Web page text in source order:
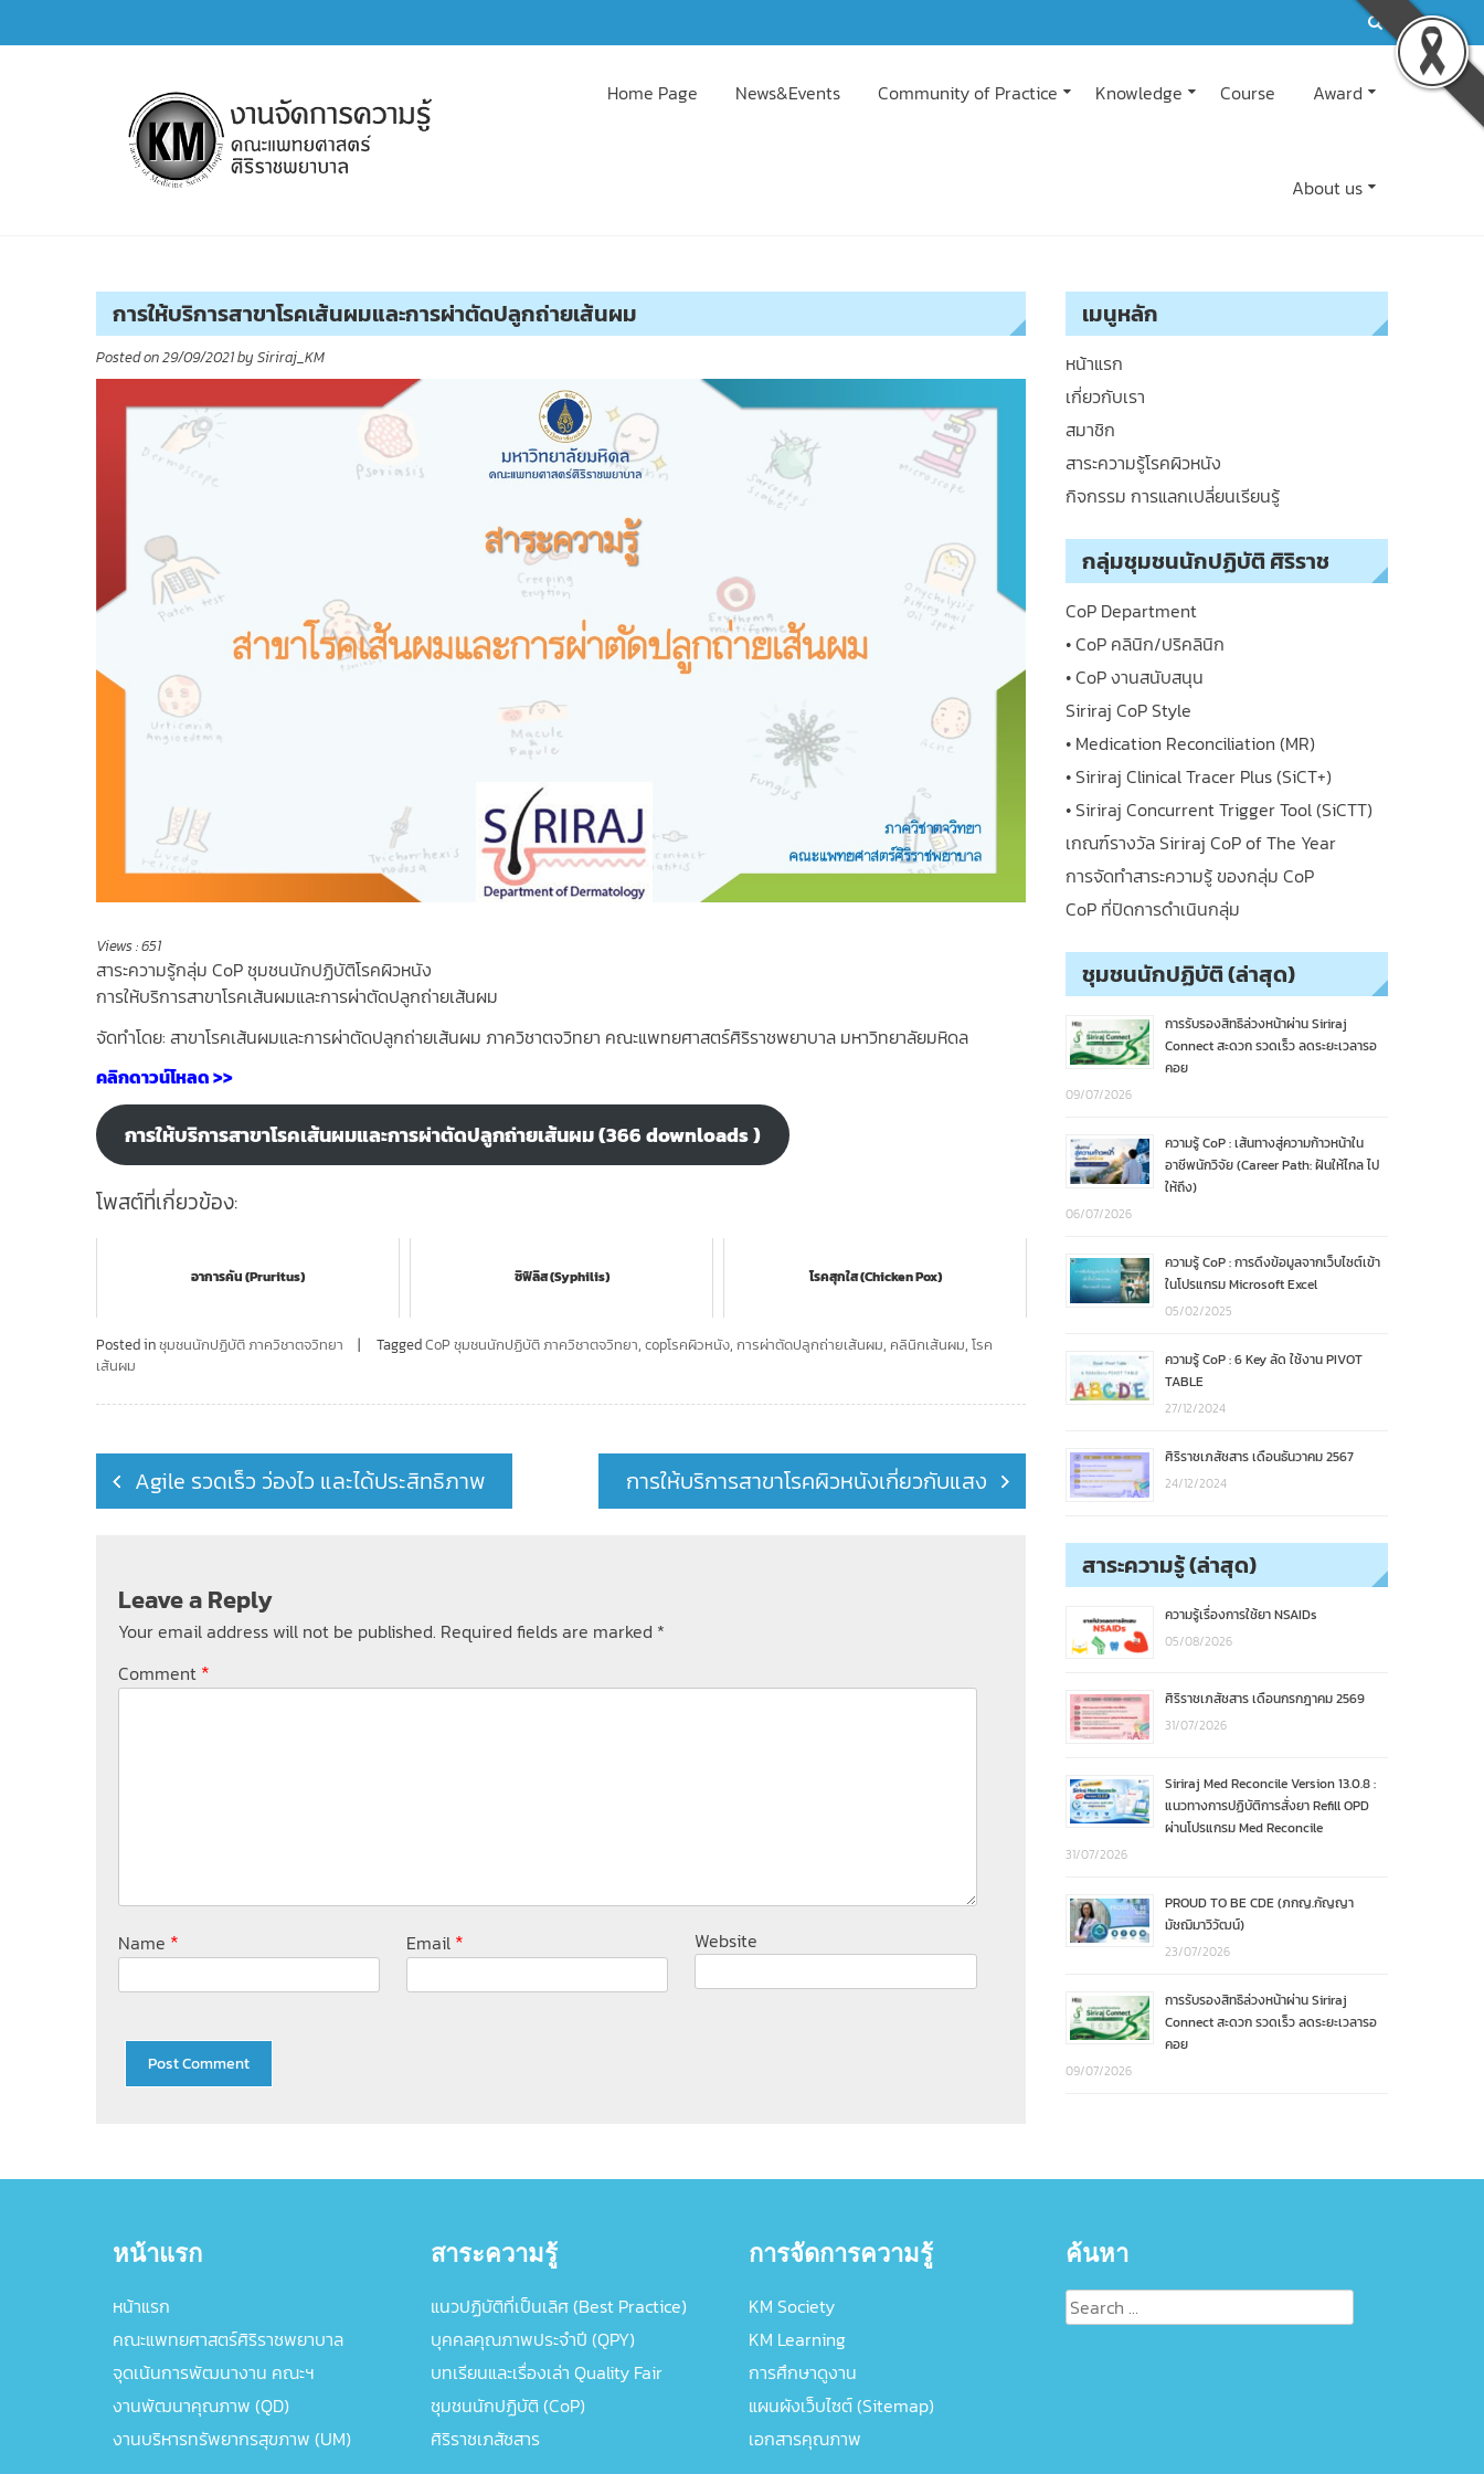
to
Home Page News&Events Community of Practice Knowledge Course Award
About us
การให้บริการสาขาโรคเส้นผมและการผ่าตัดปลูกถ่ายเส้นผม
Posted on29/09/2021by Siriraj_KM
Views :651
สาระความรู้กลุ่ม CoP ชุมชนนักปฏิบัติโรคผิวหนัง
การให้บริการสาขาโรคเส้นผมและการผ่าตัดปลูกถ่ายเส้นผม
จัดทำโดย: สาขาโรคเส้นผมและการผ่าตัดปลูกถ่ายเส้นผม ภาควิชาตจวิทยา คณะแพทยศาสตร์ศิริราชพยาบาล มหาวิทยาลัยมหิดล
คลิกดาวน์โหลด >>
การให้บริการสาขาโรคเส้นผมและการผ่าตัดปลูกถ่ายเส้นผม (366 downloads )
โพสต์ที่เกี่ยวข้อง:
อาการคัน (Pruritus) ซิฟิลิส (Syphilis) โรคสุกใส (Chicken Pox)
Posted inชุมชนนักปฏิบัติ ภาควิชาตจวิทยา TaggedCoP ชุมชนนักปฏิบัติ ภาควิชาตจวิทยา, copโรคผิวหนัง, การผ่าตัดปลูกถ่ายเส้นผม, คลินิกเส้นผม, โรค
เส้นผม
Post
navigation
Agile รวดเร็ว ว่องไว และได้ประสิทธิภาพ การให้บริการสาขาโรคผิวหนังเกี่ยวกับแสง
Leave a Reply
Your email address will not be published. Required fields are marked *
Comment *
Name * Email * Website
เมนูหลัก
หน้าแรก
เกี่ยวกับเรา
สมาชิก
สาระความรู้โรคผิวหนัง
กิจกรรม การแลกเปลี่ยนเรียนรู้
กลุ่มชุมชนนักปฏิบัติ ศิริราช
CoP Department
• CoP คลินิก/ปริคลินิก
• CoP งานสนับสนุน
Siriraj CoP Style
• Medication Reconciliation (MR)
• Siriraj Clinical Tracer Plus (SiCT+)
• Siriraj Concurrent Trigger Tool (SiCTT)
เกณฑ์รางวัล Siriraj CoP of The Year
การจัดทำสาระความรู้ ของกลุ่ม CoP
CoP ที่ปิดการดำเนินกลุ่ม
ชุมชนนักปฏิบัติ (ล่าสุด)
การรับรองสิทธิล่วงหน้าผ่าน Siriraj
Connect สะดวก รวดเร็ว ลดระยะเวลารอ
คอย
09/07/2026
ความรู้ CoP : เส้นทางสู่ความก้าวหน้าใน
อาชีพนักวิจัย (Career Path: ฝันให้ไกล ไป
ให้ถึง)
06/07/2026
ความรู้ CoP : การดึงข้อมูลจากเว็บไซต์เข้า
ในโปรแกรม Microsoft Excel
05/02/2025
ความรู้ CoP : 6 Key ลัด ใช้งาน PIVOT
TABLE
27/12/2024
ศิริราชเภสัชสาร เดือนธันวาคม 2567
24/12/2024
สาระความรู้ (ล่าสุด)
ความรู้เรื่องการใช้ยา NSAIDs
05/08/2026
ศิริราชเภสัชสาร เดือนกรกฎาคม 2569
31/07/2026
Siriraj Med Reconcile Version 13.0.8 :
แนวทางการปฏิบัติการสั่งยา Refill OPD
ผ่านโปรแกรม Med Reconcile
31/07/2026
PROUD TO BE CDE (ภกญ.กัญญา
มัชฌิมาวิวัฒน์)
23/07/2026
การรับรองสิทธิล่วงหน้าผ่าน Siriraj
Connect สะดวก รวดเร็ว ลดระยะเวลารอ
คอย
09/07/2026
หน้าแรก
หน้าแรก
คณะแพทยศาสตร์ศิริราชพยาบาล
จุดเน้นการพัฒนางาน คณะฯ
งานพัฒนาคุณภาพ (QD)
งานบริหารทรัพยากรสุขภาพ (UM)
สาระความรู้
แนวปฏิบัติที่เป็นเลิศ (Best Practice)
บุคคลคุณภาพประจำปี (QPY)
บทเรียนและเรื่องเล่า Quality Fair
ชุมชนนักปฏิบัติ (CoP)
ศิริราชเภสัชสาร
การจัดการความรู้
KM Society
KM Learning
การศึกษาดูงาน
แผนผังเว็บไซต์ (Sitemap)
เอกสารคุณภาพ
ค้นหา
Search
for: